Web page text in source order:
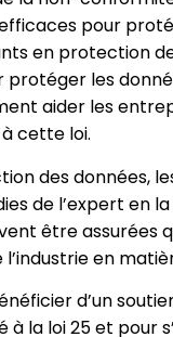
pour
en protection
les
aider les
cette loi.
des données,
de l’expert
être
en
d’un
la loi 25 et pour